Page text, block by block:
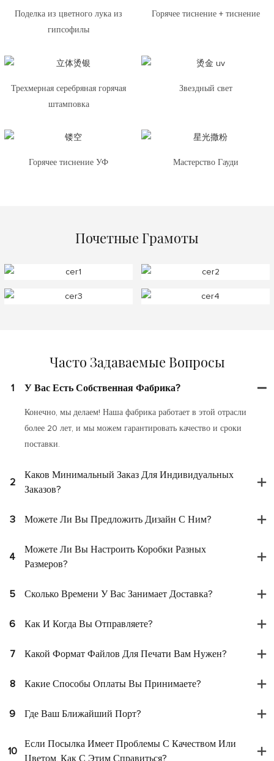
Поделка из цветного лука из
гипсофилы
Горячее тиснение + тиснение
Трехмерная серебряная горячая
штамповка
Звездный свет
Горячее тиснение УФ Мастерство Гауди
Почетные Грамоты
Часто Задаваемые Вопросы
1 У Вас Есть Собственная Фабрика?
Конечно, мы делаем! Наша фабрика работает в этой отрасли
более 20 лет, и мы можем гарантировать качество и сроки
поставки.
2
Каков Минимальный Заказ Для Индивидуальных
Заказов?
3 Можете Ли Вы Предложить Дизайн С Ним?
4
Можете Ли Вы Настроить Коробки Разных
Размеров?
5 Сколько Времени У Вас Занимает Доставка?
6 Как И Когда Вы Отправляете?
7 Какой Формат Файлов Для Печати Вам Нужен?
8 Какие Способы Оплаты Вы Принимаете?
9 Где Ваш Ближайший Порт?
10
Если Посылка Имеет Проблемы С Качеством Или
Цветом, Как С Этим Справиться?